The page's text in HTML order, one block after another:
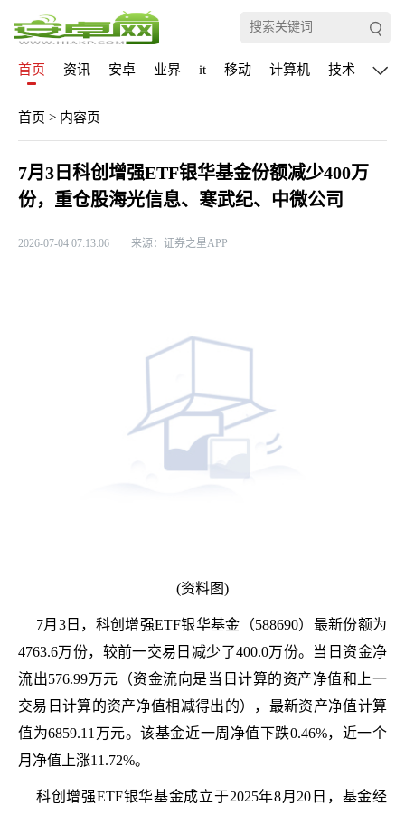
首页 资讯 安卓 业界 it 移动 计算机 技术 通信
首页 > 内容页
7月3日科创增强ETF银华基金份额减少400万
份，重仓股海光信息、寒武纪、中微公司
2026-07-04 07:13:06 来源：证券之星APP
(资料图)
7月3日，科创增强ETF银华基金（588690）最新份额为
4763.6万份，较前一交易日减少了400.0万份。当日资金净
流出576.99万元（资金流向是当日计算的资产净值和上一
交易日计算的资产净值相减得出的），最新资产净值计算
值为6859.11万元。该基金近一周净值下跌0.46%，近一个
月净值上涨11.72%。
科创增强ETF银华基金成立于2025年8月20日，基金经